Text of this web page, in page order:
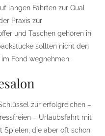
langen Fahrten zur Qual
Praxis zur
und Taschen gehören in
sollten nicht den
Fond wegnehmen.
zur erfolgreichen –
– Urlaubsfahrt mit
Spielen, die aber oft schon